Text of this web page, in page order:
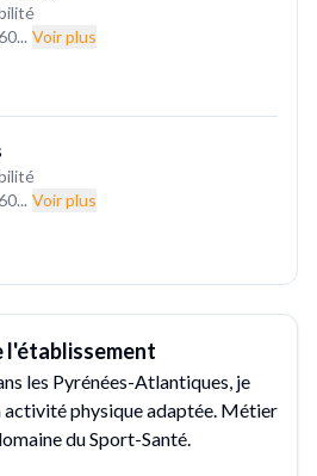
Voir plus
Voir plus
l'établissement
les Pyrénées-Atlantiques, je
activité physique adaptée. Métier
du Sport-Santé.